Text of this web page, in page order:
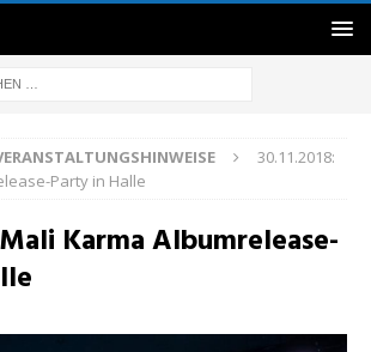
30.11.2018:
Party in Halle
Mali Karma Albumrelease-